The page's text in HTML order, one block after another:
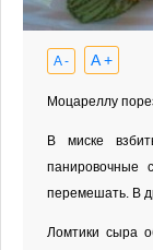
A - A +
Моцареллу
В миске
панировочные
перемешать. В
Ломтики сыра